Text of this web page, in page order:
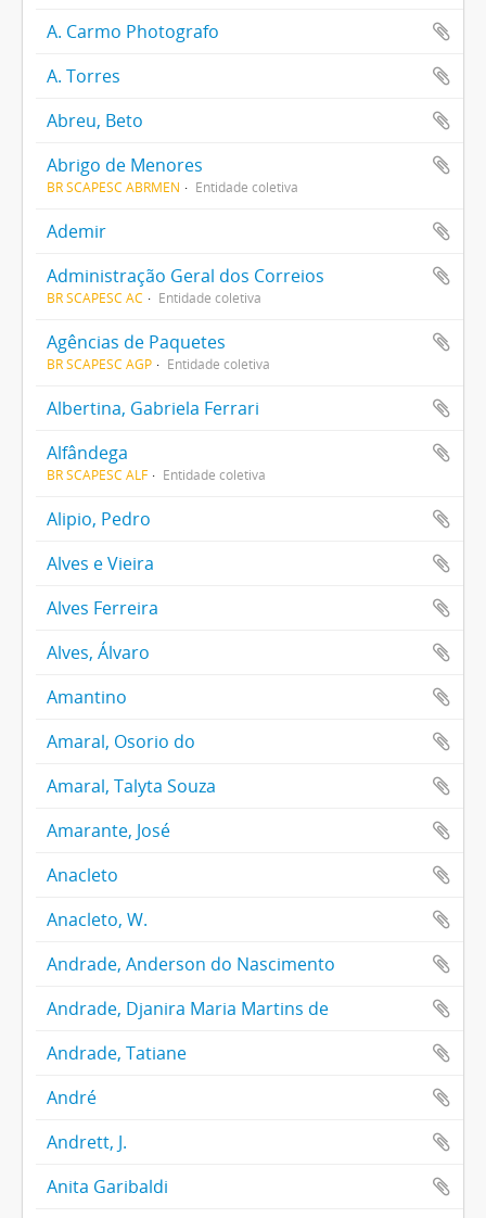
A. Carmo Photografo
A. Torres
Abreu, Beto
Abrigo de Menores
BR SCAPESC ABRMEN Entidade coletiva
Ademir
Administração Geral dos Correios
BR SCAPESC AC Entidade coletiva
Agências de Paquetes
BR SCAPESC AGP Entidade coletiva
Albertina, Gabriela Ferrari
Alfândega
BR SCAPESC ALF Entidade coletiva
Alipio, Pedro
Alves e Vieira
Alves Ferreira
Alves, Álvaro
Amantino
Amaral, Osorio do
Amaral, Talyta Souza
Amarante, José
Anacleto
Anacleto, W.
Andrade, Anderson do Nascimento
Andrade, Djanira Maria Martins de
Andrade, Tatiane
André
Andrett, J.
Anita Garibaldi